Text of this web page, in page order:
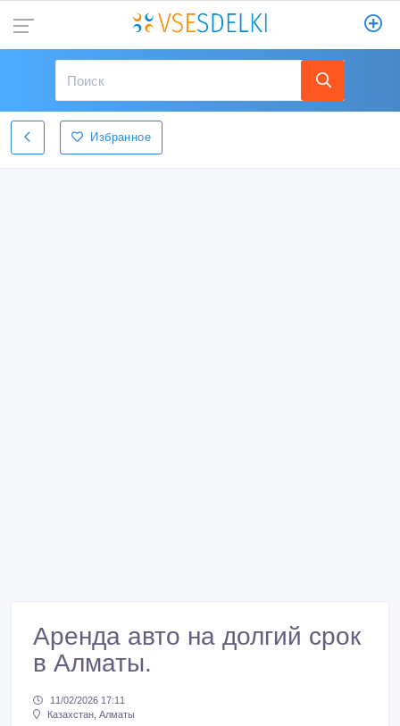
Избранное
Aренда авто на долгий срок
в Алматы.
11/02/2026 17:11
Казахстан, Алматы